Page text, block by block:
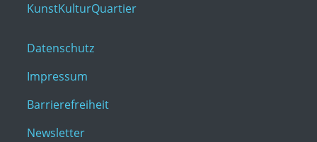
KunstKulturQuartier
Datenschutz
Impressum
Barrierefreiheit
Newsletter